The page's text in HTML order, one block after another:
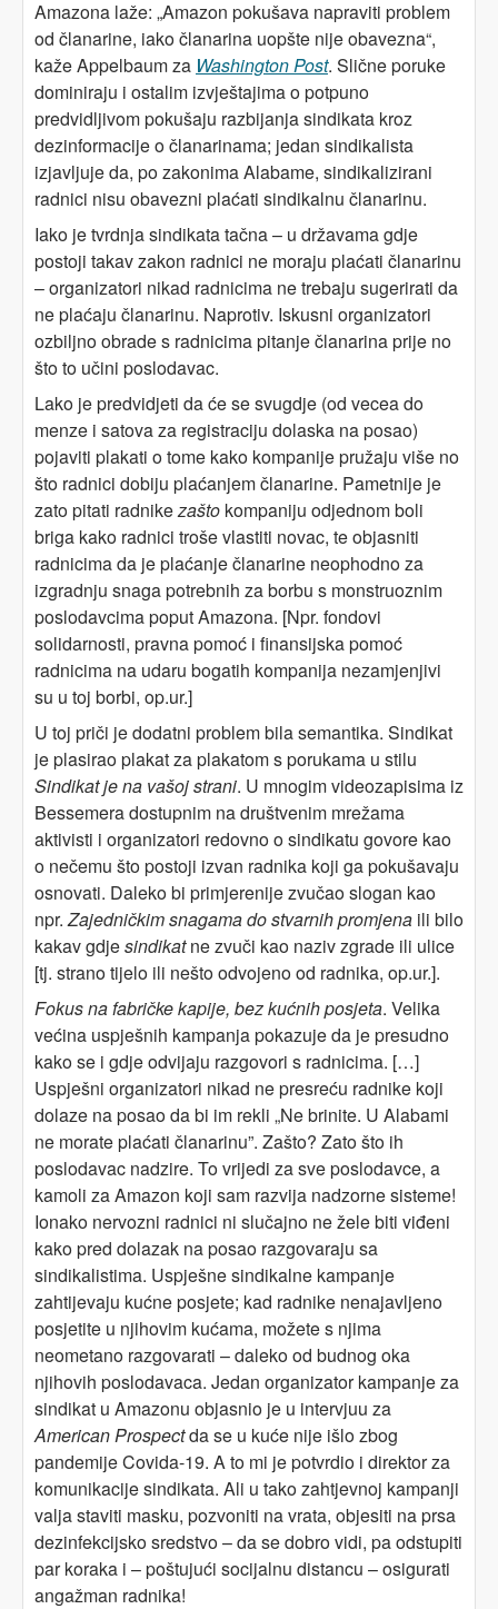
Amazona laže: „Amazon pokušava napraviti problem
od članarine, iako članarina uopšte nije obavezna“,
kaže Appelbaum za Washington Post. Slične poruke
dominiraju i ostalim izvještajima o potpuno
predvidljivom pokušaju razbijanja sindikata kroz
dezinformacije o članarinama; jedan sindikalista
izjavljuje da, po zakonima Alabame, sindikalizirani
radnici nisu obavezni plaćati sindikalnu članarinu.
Iako je tvrdnja sindikata tačna – u državama gdje
postoji takav zakon radnici ne moraju plaćati članarinu
– organizatori nikad radnicima ne trebaju sugerirati da
ne plaćaju članarinu. Naprotiv. Iskusni organizatori
ozbiljno obrade s radnicima pitanje članarina prije no
što to učini poslodavac.
Lako je predvidjeti da će se svugdje (od vecea do
menze i satova za registraciju dolaska na posao)
pojaviti plakati o tome kako kompanije pružaju više no
što radnici dobiju plaćanjem članarine. Pametnije je
zato pitati radnikezašto kompaniju odjednom boli
briga kako radnici troše vlastiti novac, te objasniti
radnicima da je plaćanje članarine neophodno za
izgradnju snaga potrebnih za borbu s monstruoznim
poslodavcima poput Amazona. [Npr. fondovi
solidarnosti, pravna pomoć i finansijska pomoć
radnicima na udaru bogatih kompanija nezamjenjivi
su u toj borbi, op.ur.]
U toj priči je dodatni problem bila semantika. Sindikat
je plasirao plakat za plakatom s porukama u stilu
Sindikat je na vašoj strani. U mnogim videozapisima iz
Bessemera dostupnim na društvenim mrežama
aktivisti i organizatori redovno o sindikatu govore kao
o nečemu što postoji izvan radnika koji ga pokušavaju
osnovati. Daleko bi primjerenije zvučao slogan kao
npr.Zajedničkim snagama do stvarnih promjena ili bilo
kakav gdjesindikatne zvuči kao naziv zgrade ili ulice
[tj. strano tijelo ili nešto odvojeno od radnika, op.ur.].
Fokus na fabričke kapije, bez kućnih posjeta. Velika
većina uspješnih kampanja pokazuje da je presudno
kako se i gdje odvijaju razgovori s radnicima. […]
Uspješni organizatori nikad ne presreću radnike koji
dolaze na posao da bi im rekli „Ne brinite. U Alabami
ne morate plaćati članarinu”. Zašto? Zato što ih
poslodavac nadzire. To vrijedi za sve poslodavce, a
kamoli za Amazon koji sam razvija nadzorne sisteme!
Ionako nervozni radnici ni slučajno ne žele biti viđeni
kako pred dolazak na posao razgovaraju sa
sindikalistima. Uspješne sindikalne kampanje
zahtijevaju kućne posjete; kad radnike nenajavljeno
posjetite u njihovim kućama, možete s njima
neometano razgovarati – daleko od budnog oka
njihovih poslodavaca. Jedan organizator kampanje za
sindikat u Amazonu objasnio je u intervjuu za
American Prospectda se u kuće nije išlo zbog
pandemije Covida-19. A to mi je potvrdio i direktor za
komunikacije sindikata. Ali u tako zahtjevnoj kampanji
valja staviti masku, pozvoniti na vrata, objesiti na prsa
dezinfekcijsko sredstvo – da se dobro vidi, pa odstupiti
par koraka i – poštujući socijalnu distancu – osigurati
angažman radnika!